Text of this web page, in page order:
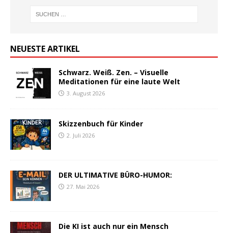
NEUESTE ARTIKEL
Schwarz. Weiß. Zen. – Visuelle
Meditationen für eine laute Welt
3. August 2026
Skizzenbuch für Kinder
2. Juli 2026
DER ULTIMATIVE BÜRO-HUMOR:
27. Mai 2026
Die KI ist auch nur ein Mensch